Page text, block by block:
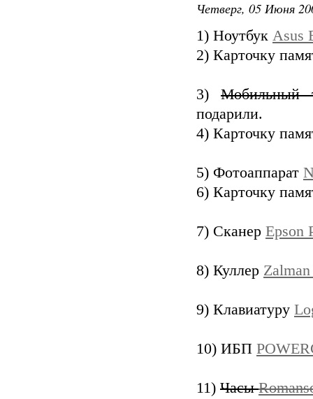
Четверг, 05 Июня
1) Ноутбук Asus
2) Карточку
3) Мобильный
подарили.
4) Карточку
5) Фотоаппарат
6) Карточку
7) Сканер Epson
8) Куллер
9) Клавиатуру
10) ИБП
11) Часы